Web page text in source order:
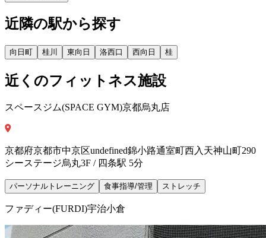
近隣の駅から探す
向日町 桂川 東向日 洛西口 西向日 桂
近くのフィットネス施設
スペースジム(SPACE GYM)京都烏丸店
京都府京都市中京区undefined錦小路通室町西入天神山町290
シーステージ烏丸3F / 四条駅 5分
パーソナルトレーニング 食事指導/管理 ストレッチ
ファディー(FURDI)宇治小倉